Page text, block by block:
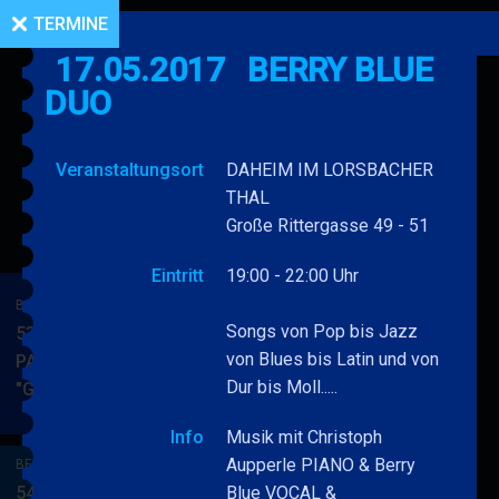
BERRY BLUE & BAND
53. JAZZ Matinee in den
PARKSIDE STUDIOS
"Gypsy Jazz"
&
BERRY BLUE & BAND
54. JAZZ Matinee in den
TERMINE
17.05.2017
BERRY BLUE
DUO
Veranstaltungsort
DAHEIM IM LORSBACHER
THAL
Große Rittergasse 49 - 51
Eintritt 19:00 - 22:00 Uhr
Songs von Pop bis Jazz
von Blues bis Latin und von
Dur bis Moll.....
Info
Musik mit Christoph
Aupperle PIANO & Berry
Blue VOCAL &